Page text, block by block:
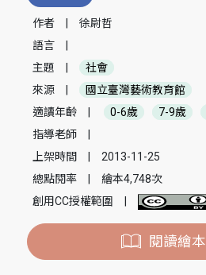
作者
徐尉哲
語言
主題
社會
來源
國立臺灣藝術教育館
適讀年齡
0-6歲 7-9歲
指導老師
上架時間
2013-11-25
總點閱率
繪本4,748次
創用CC授權範圍
閱讀繪本